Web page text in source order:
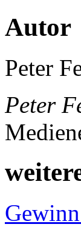
Autor
Peter
Peter